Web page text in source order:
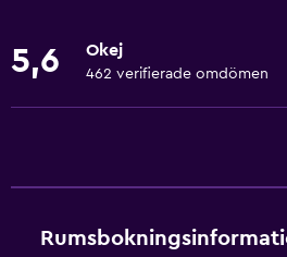
Brandsläckare
Kroppstvål
5,6 Okej
462 verifierade omdömen